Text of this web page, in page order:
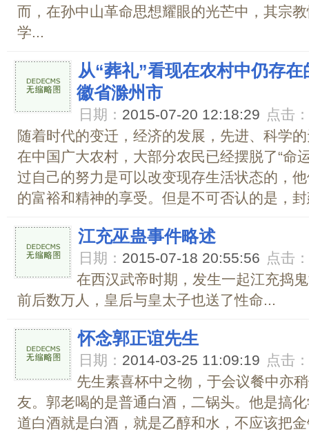
而，在孙中山革命思想耀眼的光芒中，其宗
学...
从“葬礼”看现在农村中仍存
徽省滁州市
日期： 2015-07-20 12:18:29 点击：
随着时代的变迁，经济的发展，先进、科学
在中国广大农村，大部分农民已经摆脱了“命
过自己的努力是可以改变现存生活状态的，
的富裕和精神的享受。但是不可否认的是，
江充巫蛊事件略述
日期： 2015-07-18 20:55:56 点击：
在西汉武帝时期，发生一起江充捣
前后数万人，皇后与皇太子也送了性命...
怀念郭正谊先生
日期： 2014-03-25 11:09:19 点击：
先生素喜杯中之物，于会议餐中亦
友。郭老喝的是普通白酒，二锅头。他是搞
道白酒就是白酒，就是乙醇和水，不应该把